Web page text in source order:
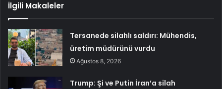
İlgili Makaleler
Tersanede silahlı saldırı: Mühendis,
üretim müdürünü vurdu
Ağustos 8, 2026
Trump: Şi ve Putin İran’a silah